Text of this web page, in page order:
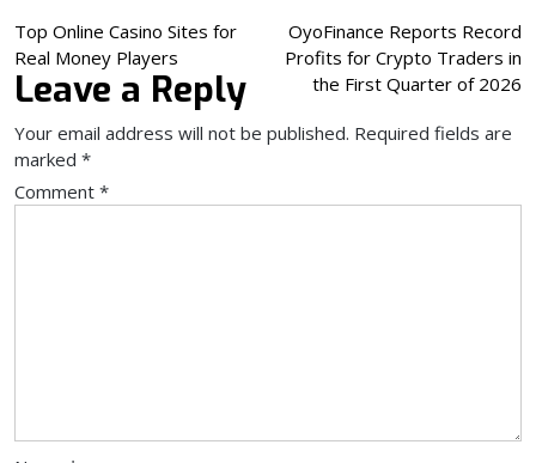
Post
navigation
Top Online Casino Sites for
Real Money Players
OyoFinance Reports Record
Profits for Crypto Traders in
the First Quarter of 2026
Leave a Reply
Your email address will not be published. Required fields are
marked *
Comment *